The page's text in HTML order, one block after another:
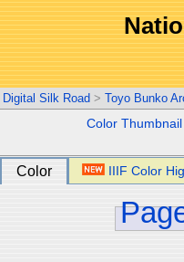
Digital Silk Road > Toyo Bunko
Color Thumbnail
Color IIIF Color